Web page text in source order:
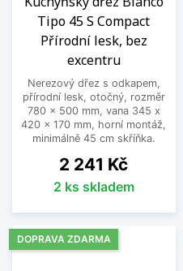
Tipo 45 S Compact
Přírodní lesk, bez
excentru
Nerezový dřez s odkapem,
přírodní lesk, otočný, rozměr
780 x 500 mm, vana 345 x
420 x 170 mm, horní montáž,
minimálně 45 cm skříňka.
Cena
2 241 Kč
2 ks skladem
DOPRAVA ZDARMA